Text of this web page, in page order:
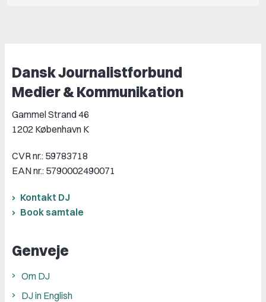
Dansk Journalistforbund
Medier & Kommunikation
Gammel Strand 46
1202 København K
CVR nr.: 59783718
EAN nr.: 5790002490071
Kontakt DJ
Book samtale
Genveje
Om DJ
DJ in English